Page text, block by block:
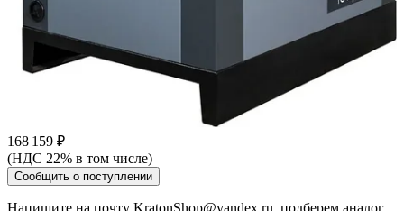
168 159 ₽
(НДС 22% в том числе)
Сообщить о поступлении
Напишите на почту KratonShop@yandex.ru, подберем аналог